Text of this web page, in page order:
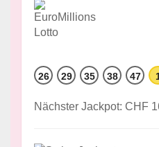
26 29 35 38 47
Nächster Jackpot: CHF